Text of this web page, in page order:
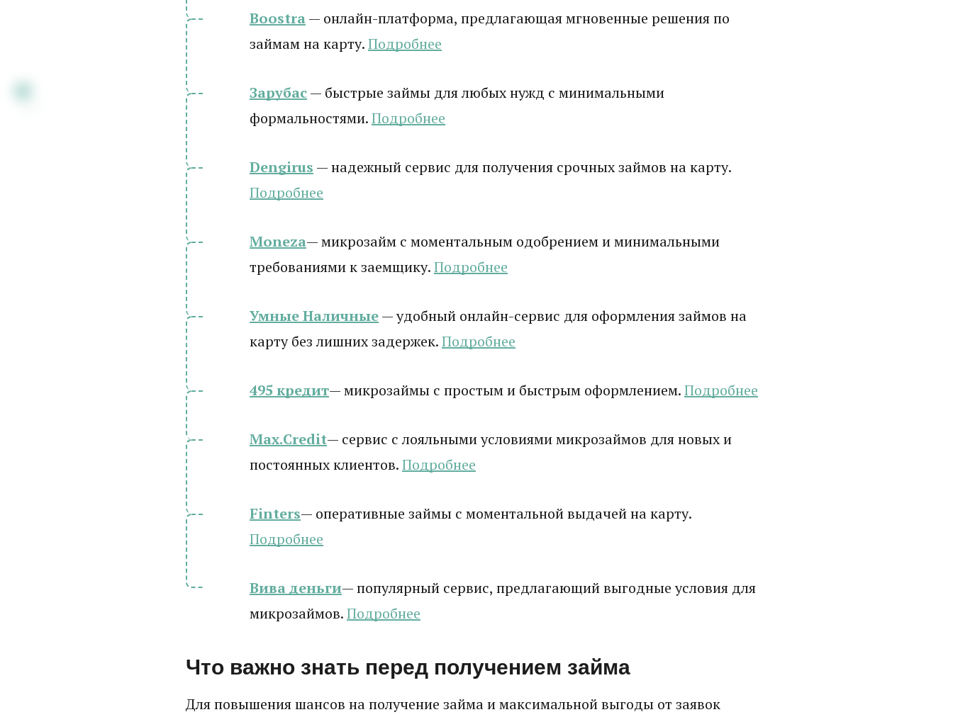
Boostra— онлайн-платформа, предлагающая мгновенные решения по
займам на карту.Подробнее
Зарубас— быстрые займы для любых нужд с минимальными
формальностями.Подробнее
Dengirus — надежный сервис для получения срочных займов на карту.
Подробнее
Moneza— микрозайм с моментальным одобрением и минимальными
требованиями к заемщику.Подробнее
Умные Наличные— удобный онлайн-сервис для оформления займов на
карту без лишних задержек.Подробнее
495 кредит— микрозаймы с простым и быстрым оформлением.Подробнее
Max.Credit— сервис с лояльными условиями микрозаймов для новых и
постоянных клиентов.Подробнее
Finters— оперативные займы с моментальной выдачей на карту.
Подробнее
Вива деньги— популярный сервис, предлагающий выгодные условия для
микрозаймов.Подробнее
Что важно знать перед получением займа
Для повышения шансов на получение займа и максимальной выгоды от заявок